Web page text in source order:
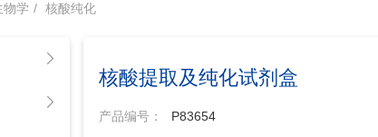
物学 核酸纯化
核酸提取及纯化试剂盒
产品编号： P83654